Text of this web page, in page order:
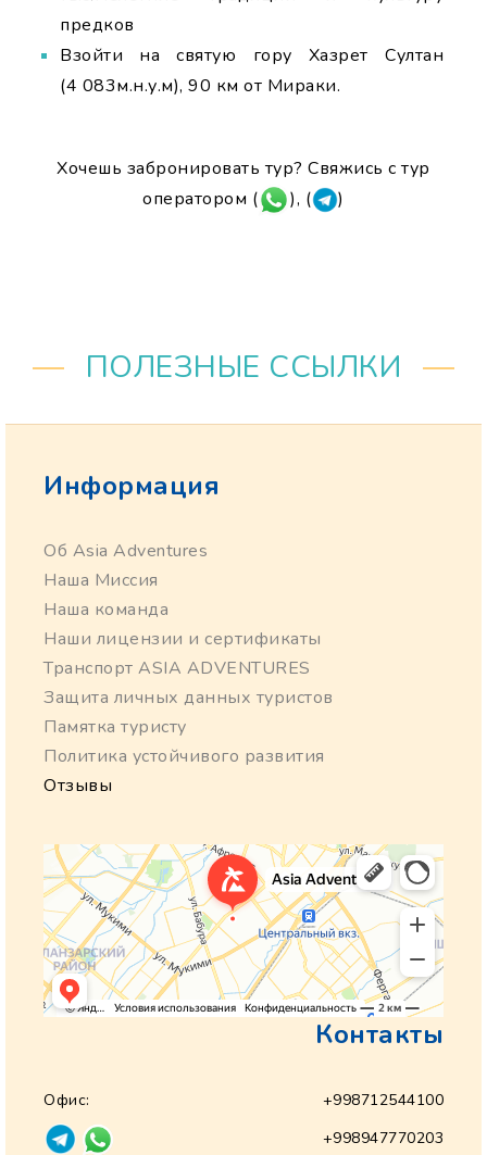
предков
Взойти на святую гору Хазрет Султан
(4 083м.н.у.м), 90 км от Мираки.
Хочешь забронировать тур? Свяжись с тур
оператором (
), ( )
ПОЛЕЗНЫЕ ССЫЛКИ
Информация
Об Asia Adventures
Наша Миссия
Наша команда
Наши лицензии и сертификаты
Транспорт ASIA ADVENTURES
Защита личных данных туристов
Памятка туристу
Политика устойчивого развития
Отзывы
Контакты
Офис:
+998712544100
+998947770203